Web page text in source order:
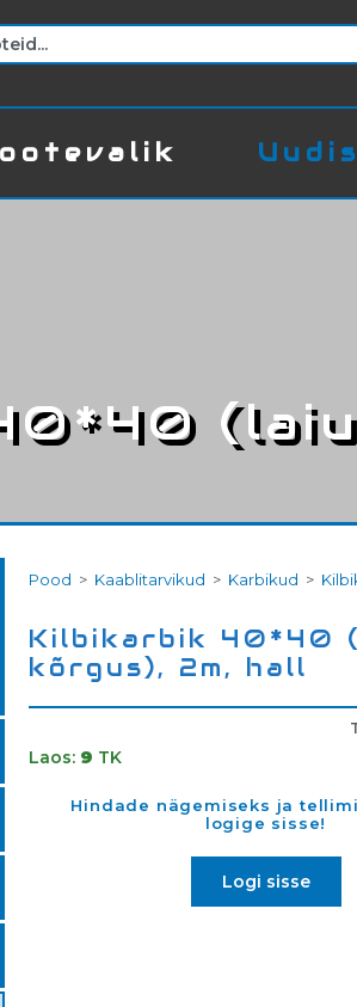
Pood > Kaablitarvikud > Karbikud >
Kilbikarbik 40*40
kõrgus), 2m, hall
Laos: 9 TK
Hindade nägemiseks ja
logige sisse!
Logi sisse